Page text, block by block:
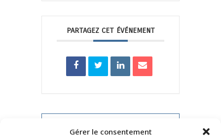
Gérer le consentement
PARTAGEZ CET ÉVÉNEMENT